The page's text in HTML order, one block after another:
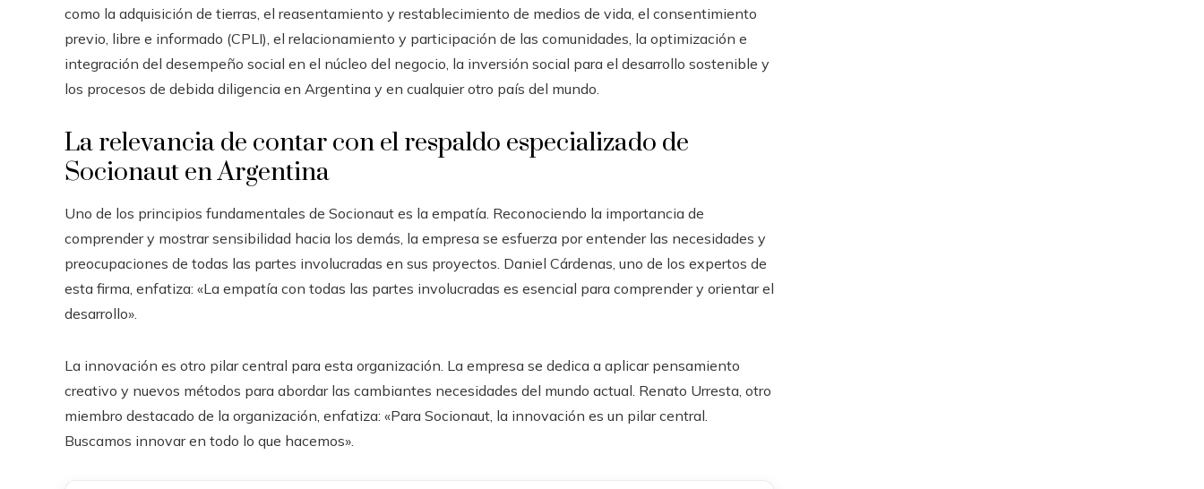
como la adquisición de tierras, el reasentamiento y restablecimiento de medios de vida, el consentimiento
previo, libre e informado (CPLI), el relacionamiento y participación de las comunidades, la optimización e
integración del desempeño social en el núcleo del negocio, la inversión social para el desarrollo sostenible y
los procesos de debida diligencia en Argentina y en cualquier otro país del mundo.
La relevancia de contar con el respaldo especializado de
Socionaut en Argentina
Uno de los principios fundamentales de Socionaut es la empatía. Reconociendo la importancia de
comprender y mostrar sensibilidad hacia los demás, la empresa se esfuerza por entender las necesidades y
preocupaciones de todas las partes involucradas en sus proyectos. Daniel Cárdenas, uno de los expertos de
esta firma, enfatiza: «La empatía con todas las partes involucradas es esencial para comprender y orientar el
desarrollo».
La innovación es otro pilar central para esta organización. La empresa se dedica a aplicar pensamiento
creativo y nuevos métodos para abordar las cambiantes necesidades del mundo actual. Renato Urresta, otro
miembro destacado de la organización, enfatiza: «Para Socionaut, la innovación es un pilar central.
Buscamos innovar en todo lo que hacemos».